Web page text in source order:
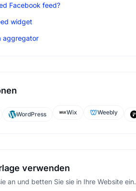
Facebook feed?
widget
aggregator
WordPress Wix Weebly
verwenden
an und betten Sie sie in Ihre Website ein.